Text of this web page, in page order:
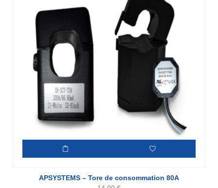
APSYSTEMS – Tore de consommation 80A